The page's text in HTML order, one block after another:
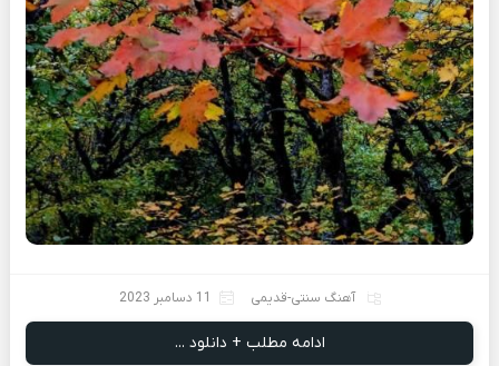
آهنگ سنتی-قدیمی 11 دسامبر 2023
ادامه مطلب + دانلود ...